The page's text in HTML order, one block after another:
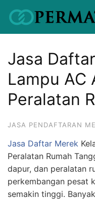
Jasa
Lampu AC
Peralatan
JASA PENDAFTARAN
Jasa Daftar Merek
Peralatan Rumah
dapur, dan peralatan
perkembangan pesat
semakin tinggi.